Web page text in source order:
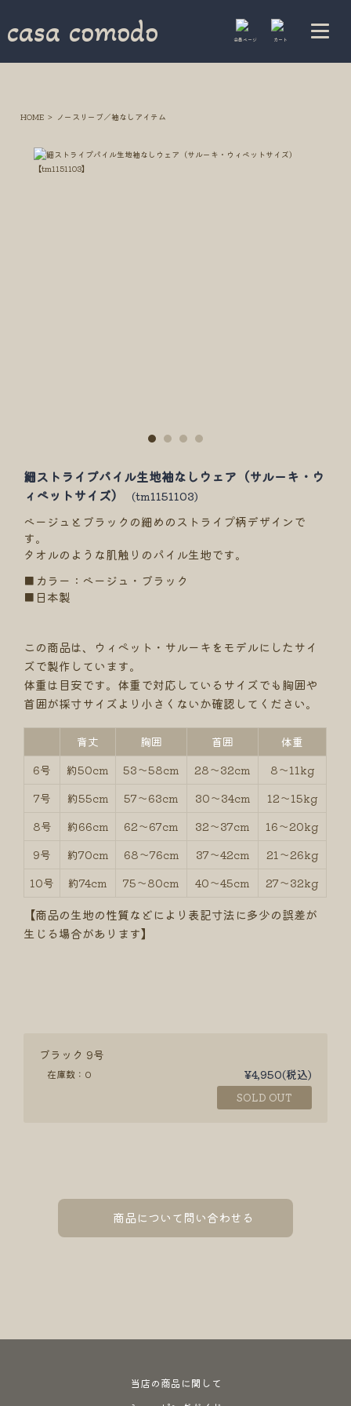
casa comodo 会員ページ カート
HOME ノースリーブ／袖なしアイテム
細ストライプパイル生地袖なしウェア（サルーキ・ウ
ィペットサイズ）
(tm1151103)
ベージュとブラックの細めのストライプ柄デザインで
す。
タオルのような肌触りのパイル生地です。
■カラー：ベージュ・ブラック
■日本製
この商品は、ウィペット・サルーキをモデルにしたサイ
ズで製作しています。
体重は目安です。体重で対応しているサイズでも胸囲や
首囲が採寸サイズより小さくないか確認してください。
背丈 胸囲 首囲
体重
6号
約50cm 53～58cm 28～32cm
8～11kg
7号
約55cm 57～63cm 30～34cm
12～15kg
8号
約66cm 62～67cm 32～37cm
16～20kg
9号
約70cm 68～76cm 37～42cm
21～26kg
10号
約74cm 75～80cm 40～45cm 27～32kg
【商品の生地の性質などにより表記寸法に多少の誤差が
生じる場合があります】
ブラック 9号
在庫数：0 ¥4,950(税込)
SOLD OUT
商品について問い合わせる
当店の商品に関して